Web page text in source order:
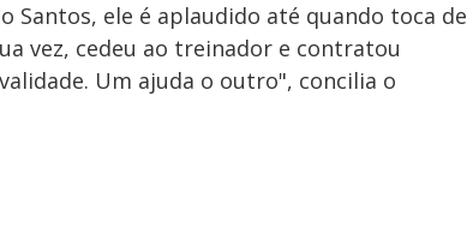
Santos, ele é aplaudido até quando toca de
vez, cedeu ao treinador e contratou
Um ajuda o outro", concilia o